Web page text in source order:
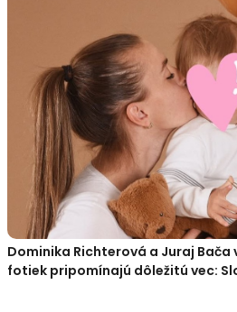
Dominika Richterová a Juraj Bača
fotiek pripomínajú dôležitú vec: